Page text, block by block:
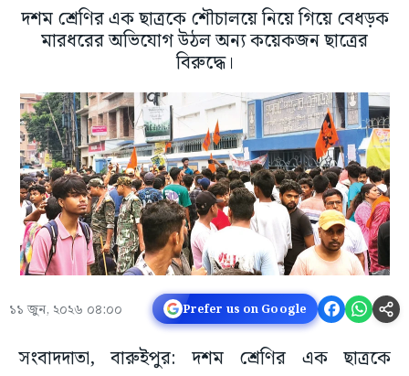
দশম শ্রেণির এক ছাত্রকে শৌচালয়ে নিয়ে গিয়ে বেধড়ক
মারধরের অভিযোগ উঠল অন্য কয়েকজন ছাত্রের
বিরুদ্ধে।
১১ জুন, ২০২৬ ০৪:০০ Prefer us on Google
সংবাদদাতা, বারুইপুর: দশম শ্রেণির এক ছাত্রকে